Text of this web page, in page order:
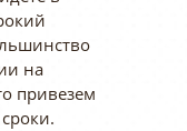
на
привезем